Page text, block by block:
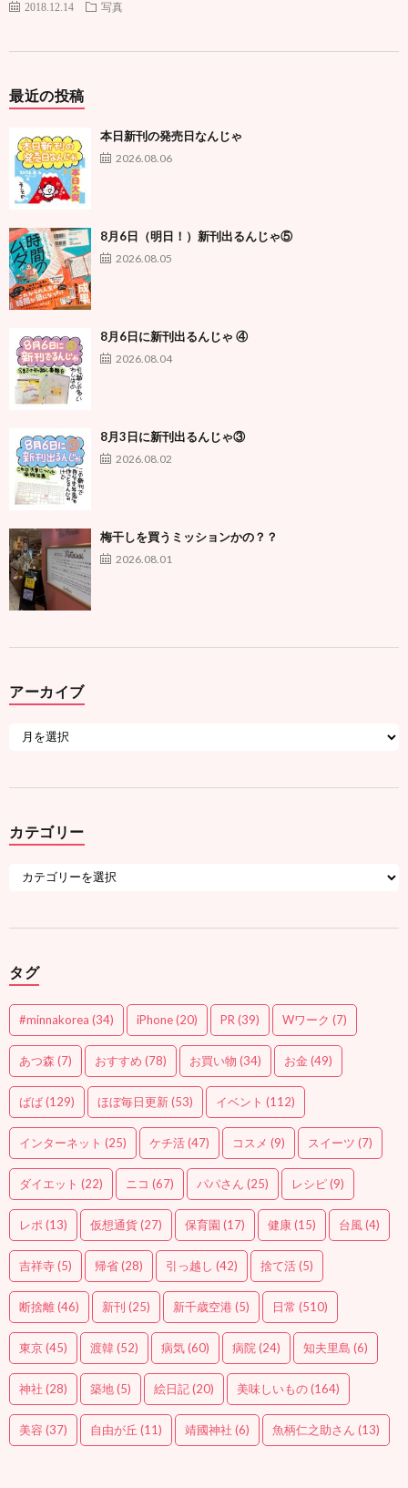
2018.12.14 写真
最近の投稿
本日新刊の発売日なんじゃ
2026.08.06
8月6日（明日！）新刊出るんじゃ⑤
2026.08.05
8月6日に新刊出るんじゃ ④
2026.08.04
8月3日に新刊出るんじゃ③
2026.08.02
梅干しを買うミッションかの？？
2026.08.01
アーカイブ
カテゴリー
タグ
#minnakorea (34) iPhone(20) PR(39) Wワーク (7)
あつ森 (7) おすすめ (78) お買い物 (34) お金 (49)
ばば(129) ほぼ毎日更新(53) イベント (112)
インターネット (25) ケチ活(47) コスメ (9) スイーツ (7)
ダイエット (22) ニコ (67) パパさん (25) レシピ(9)
レポ (13) 仮想通貨(27) 保育園 (17) 健康(15) 台風(4)
吉祥寺(5) 帰省(28) 引っ越し (42) 捨て活(5)
断捨離(46) 新刊 (25) 新千歳空港(5) 日常 (510)
東京(45) 渡韓(52) 病気(60) 病院(24) 知夫里島 (6)
神社 (28) 築地(5) 絵日記(20) 美味しいもの(164)
美容 (37) 自由が丘 (11) 靖國神社 (6) 魚柄仁之助さん (13)